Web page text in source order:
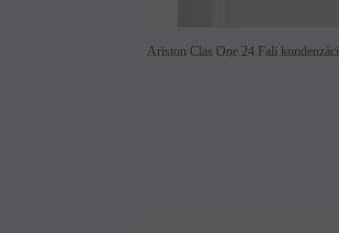
Ariston Clas One 24 Fali